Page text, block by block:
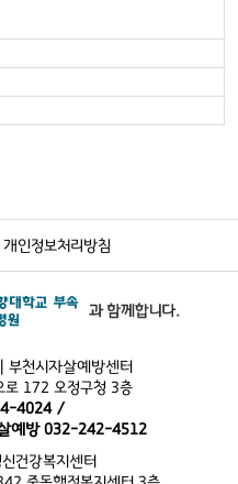
개인정보처리방침
부천시자살예방센터
로 172 오정구청 3층
4024 /
예방 032-242-4512
건강복지센터